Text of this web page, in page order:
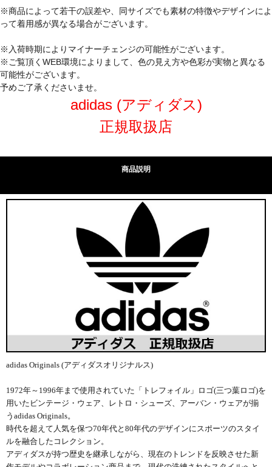
※商品によって若干の誤差や、同サイズでも素材の特徴やデザインによ
って着用感が異なる場合がございます。
※入荷時期によりマイナーチェンジの可能性がございます。
※ご覧頂くWEB環境によりまして、色の見え方や色彩が実物と異なる
可能性がございます。
予めご了承くださいませ。
adidas (アディダス)
正規取扱店
商品説明
adidas Originals (アディダスオリジナルス)
1972年～1996年まで使用されていた「トレフォイル」ロゴ(三つ葉ロゴ)を
用いたビンテージ・ウェア、レトロ・シューズ、アーバン・ウェアが揃
うadidas Originals。
時代を超えて人気を保つ70年代と80年代のデザインにスポーツのスタイ
ルを融合したコレクション。
アディダスが持つ歴史を継承しながら、現在のトレンドを反映させた新